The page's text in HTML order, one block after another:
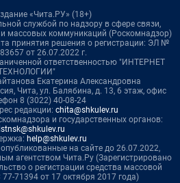
«Чита.РУ» (18+)
службой по надзору в сфере связи,
массовых коммуникаций (Роскомнадзор)
принятия решения о регистрации: ЭЛ №
от 26.07.2022 г.
ответственностью "ИНТЕРНЕТ
Екатерина Александровна
Чита, ул. Балябина, д. 13, 6 этаж, офис
8 (3022) 40-08-24
редакции: chita@shkulev.ru
и государственных органов:
help@shkulev.ru
на сайте до 26.07.2022,
агентством Чита.Ру (Зарегистрировано
о регистрации средства массовой
71394 от 17 октября 2017 года)